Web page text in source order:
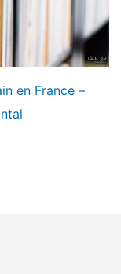
en France –